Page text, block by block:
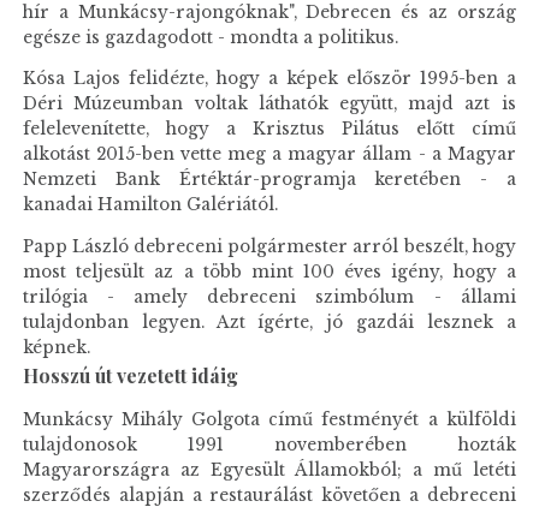
hír a Munkácsy-rajongóknak", Debrecen és az ország
egésze is gazdagodott - mondta a politikus.
Kósa Lajos felidézte, hogy a képek először 1995-ben a
Déri Múzeumban voltak láthatók együtt, majd azt is
felelevenítette, hogy a Krisztus Pilátus előtt című
alkotást 2015-ben vette meg a magyar állam - a Magyar
Nemzeti Bank Értéktár-programja keretében - a
kanadai Hamilton Galériától.
Papp László debreceni polgármester arról beszélt, hogy
most teljesült az a több mint 100 éves igény, hogy a
trilógia - amely debreceni szimbólum - állami
tulajdonban legyen. Azt ígérte, jó gazdái lesznek a
képnek.
Hosszú út vezetett idáig
Munkácsy Mihály Golgota című festményét a külföldi
tulajdonosok 1991 novemberében hozták
Magyarországra az Egyesült Államokból; a mű letéti
szerződés alapján a restaurálást követően a debreceni